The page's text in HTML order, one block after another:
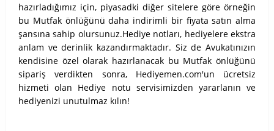
hazırladığımız için, piyasadki diğer sitelere göre örneğin
bu Mutfak önlüğünü daha indirimli bir fiyata satın alma
şansına sahip olursunuz.Hediye notları, hediyelere ekstra
anlam ve derinlik kazandırmaktadır. Siz de Avukatınızın
kendisine özel olarak hazırlanacak bu Mutfak önlüğünü
sipariş verdikten sonra, Hediyemen.com'un ücretsiz
hizmeti olan Hediye notu servisimizden yararlanın ve
hediyenizi unutulmaz kılın!